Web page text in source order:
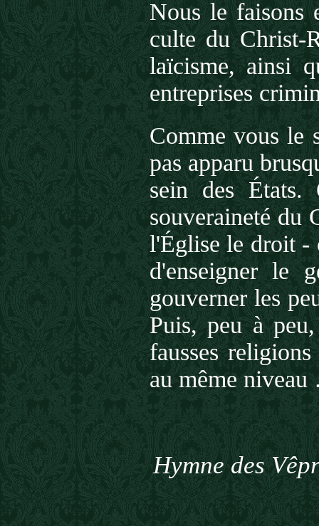
Nous le faisons
culte du Christ-
laïcisme, ainsi
entreprises
Comme vous le
pas apparu
sein des
souveraineté du
l'Église le droit -
d'enseigner le
gouverner les
Puis, peu à
fausses
au même
Hymne des